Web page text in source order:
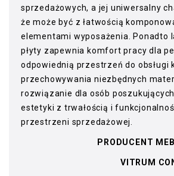
sprzedażowych, a jej uniwersalny
że może być z łatwością
elementami wyposażenia. Ponadto
płyty zapewnia komfort pracy dla
odpowiednią przestrzeń do obsługi
przechowywania niezbędnych
rozwiązanie dla osób
estetyki z trwałością i
przestrzeni sprzedażowej.
PRODUCENT
VITRUM